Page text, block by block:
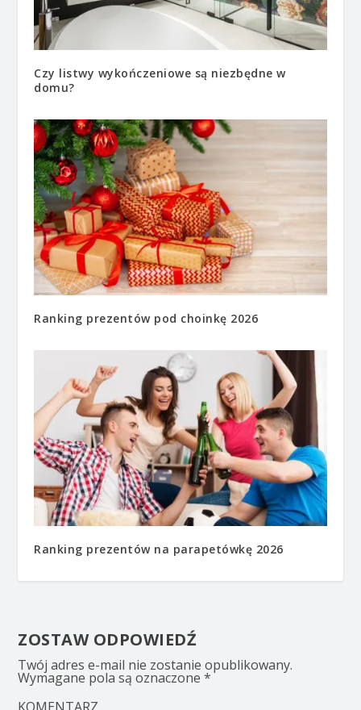
Czy listwy wykończeniowe są niezbędne w
domu?
Ranking prezentów pod choinkę 2026
Ranking prezentów na parapetówkę 2026
ZOSTAW ODPOWIEDŹ
Twój adres e-mail nie zostanie opublikowany.
Wymagane pola są oznaczone*